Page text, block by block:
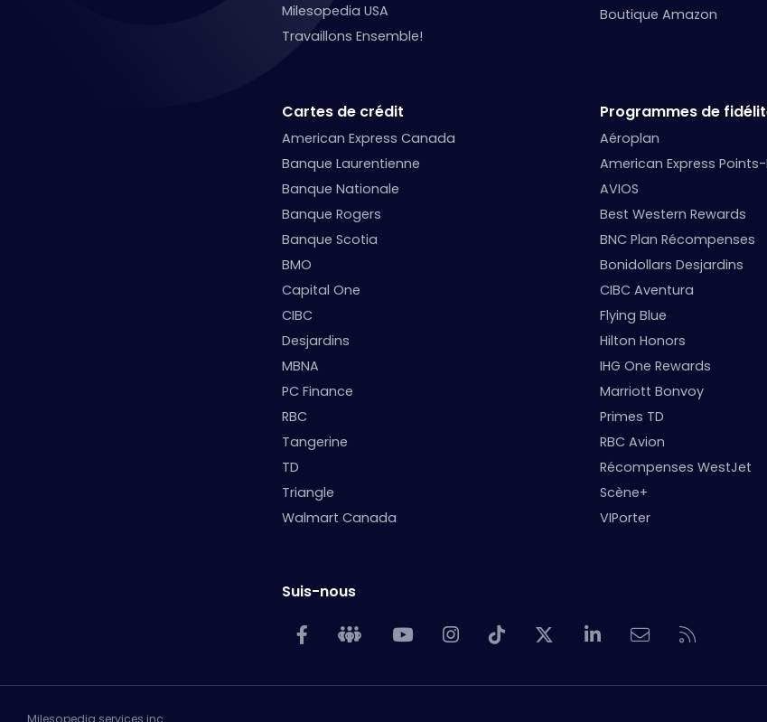
Milesopedia USA
Travaillons Ensemble!
Boutique Amazon
Cartes de crédit
American Express Canada
Banque Laurentienne
Banque Nationale
Banque Rogers
Banque Scotia
BMO
Capital One
CIBC
Desjardins
MBNA
PC Finance
RBC
Tangerine
TD
Triangle
Walmart Canada
Programmes de
Aéroplan
American Express
AVIOS
Best Western Rewards
BNC Plan Récompenses
Bonidollars Desjardins
CIBC Aventura
Flying Blue
Hilton Honors
IHG One Rewards
Marriott Bonvoy
Primes TD
RBC Avion
Récompenses WestJet
Scène+
VIPorter
Suis-nous
Milesopedia services inc.